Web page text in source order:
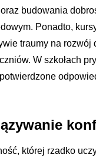
budowania
Ponadto,
traumy na
W szkołach
której rzadko